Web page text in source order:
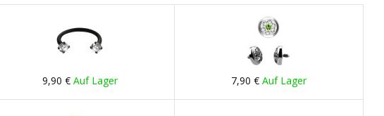
9,90 € Auf Lager 7,90 € Auf Lager